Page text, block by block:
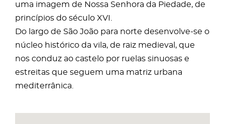
uma imagem de Nossa Senhora da Piedade, de
princípios do século XVI.
Do largo de São João para norte desenvolve-se o
núcleo histórico da vila, de raiz medieval, que
nos conduz ao castelo por ruelas sinuosas e
estreitas que seguem uma matriz urbana
mediterrânica.